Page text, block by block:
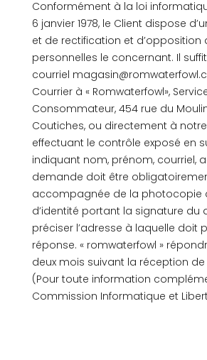
Conformément à la loi
6 janvier 1978, le Client dispose
et de rectification et d’opposition
personnelles le concernant. Il
courriel
Courrier à « Romwaterfowl»,
Consommateur, 454 rue du
Coutiches, ou directement à
effectuant le contrôle exposé en
indiquant nom, prénom, courriel,
demande doit être
accompagnée de la photocopie
d’identité portant la signature du
préciser l’adresse à laquelle doit
réponse. « romwaterfowl »
deux mois suivant la réception
(Pour toute information
Commission Informatique et